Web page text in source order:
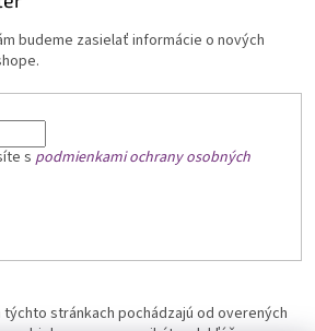
budeme zasielať informácie o nových
s podmienkami ochrany osobných
stránkach pochádzajú od overených